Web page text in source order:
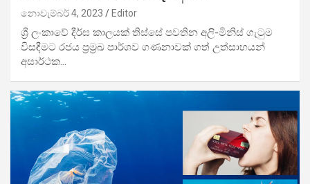
නොවැම්බර් 4, 2023 Editor
ශ්‍රී ලංකාවේ දීර්ඝ කාලයක් තිස්සේ පවතින අලි-මිනිස් ගැටුම
විසඳීමට රජය ප්‍රම්‍රඛ පාර්ශව ගණනාවක් ගත් උත්සාහයන්
අසාර්ථක…